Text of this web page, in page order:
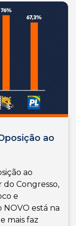
ao
ao
Congresso,
e
está na
mais faz